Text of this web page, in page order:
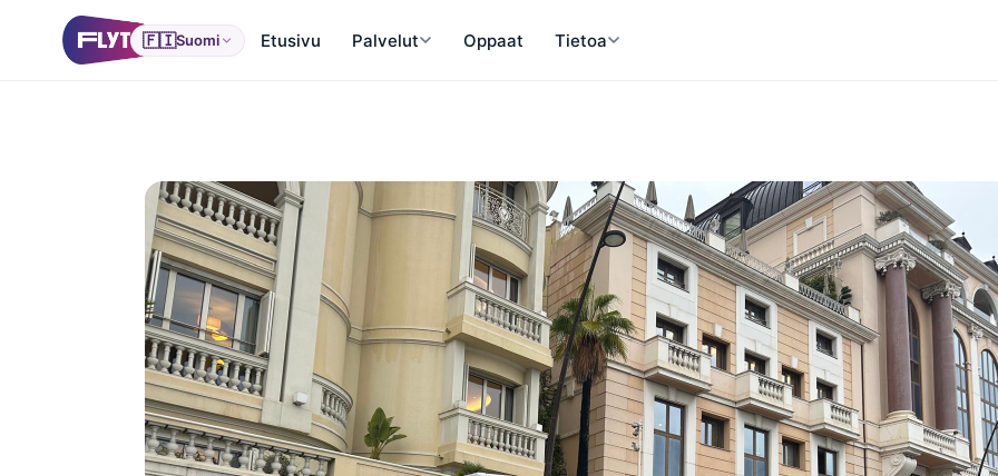
🇫🇮Suomi Etusivu Palvelut Oppaat Tietoa